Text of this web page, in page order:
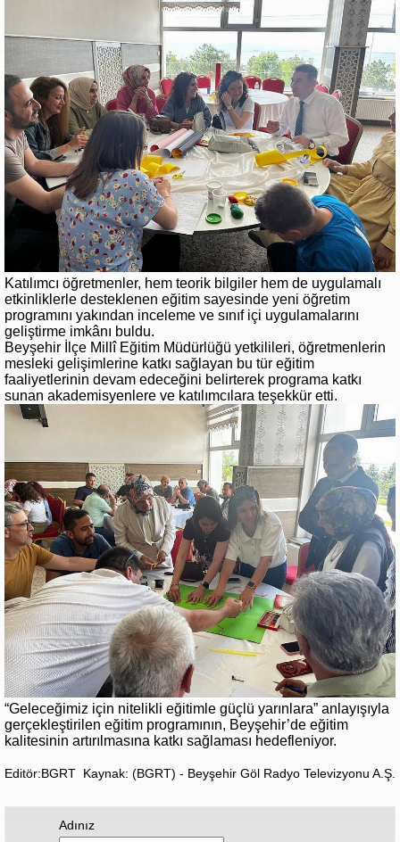
Katılımcı öğretmenler, hem teorik bilgiler hem de uygulamalı
etkinliklerle desteklenen eğitim sayesinde yeni öğretim
programını yakından inceleme ve sınıf içi uygulamalarını
geliştirme imkânı buldu.
Beyşehir İlçe Millî Eğitim Müdürlüğü yetkilileri, öğretmenlerin
mesleki gelişimlerine katkı sağlayan bu tür eğitim
faaliyetlerinin devam edeceğini belirterek programa katkı
sunan akademisyenlere ve katılımcılara teşekkür etti.
“Geleceğimiz için nitelikli eğitimle güçlü yarınlara” anlayışıyla
gerçekleştirilen eğitim programının, Beyşehir’de eğitim
kalitesinin artırılmasına katkı sağlaması hedefleniyor.
Editör:BGRT Kaynak: (BGRT) - Beyşehir Göl Radyo Televizyonu A.Ş.
Adınız